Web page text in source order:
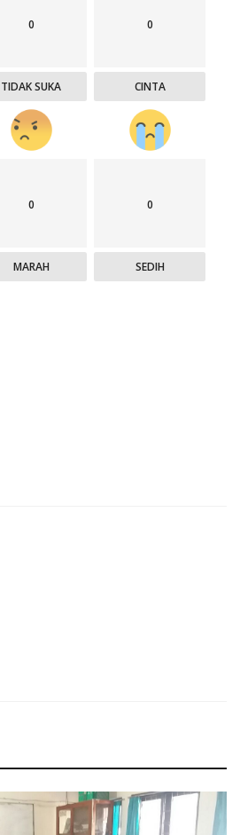
0
TIDAK SUKA
0
CINTA
0
MARAH
0
SEDIH